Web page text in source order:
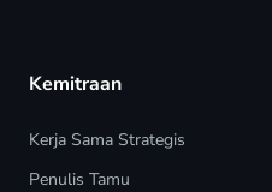
Kemitraan
Kerja Sama Strategis
Penulis Tamu